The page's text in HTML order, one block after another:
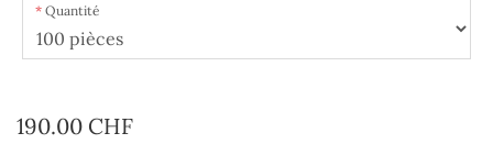
Quantité
190.00 CHF